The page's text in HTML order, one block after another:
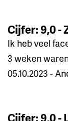
Cijfer: 9,0 -
Ik heb veel
3 weken
05.10.2023 -
Cijfer: 9,0 -